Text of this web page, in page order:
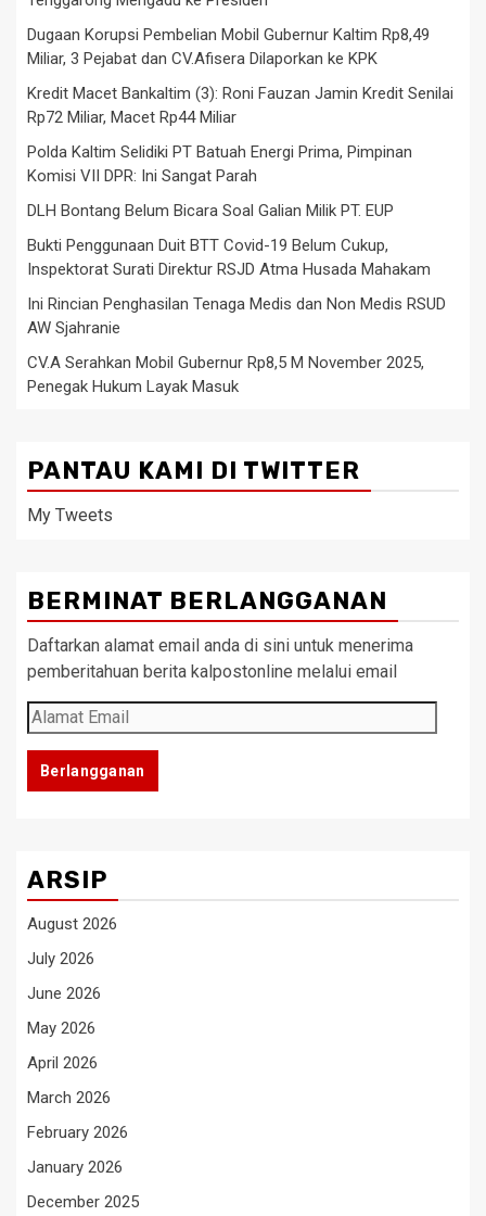
Dugaan Korupsi Pembelian Mobil Gubernur Kaltim Rp8,49
Miliar, 3 Pejabat dan CV.Afisera Dilaporkan ke KPK
Kredit Macet Bankaltim (3): Roni Fauzan Jamin Kredit Senilai
Rp72 Miliar, Macet Rp44 Miliar
Polda Kaltim Selidiki PT Batuah Energi Prima, Pimpinan
Komisi VII DPR: Ini Sangat Parah
DLH Bontang Belum Bicara Soal Galian Milik PT. EUP
Bukti Penggunaan Duit BTT Covid-19 Belum Cukup,
Inspektorat Surati Direktur RSJD Atma Husada Mahakam
Ini Rincian Penghasilan Tenaga Medis dan Non Medis RSUD
AW Sjahranie
CV.A Serahkan Mobil Gubernur Rp8,5 M November 2025,
Penegak Hukum Layak Masuk
PANTAU KAMI DI TWITTER
My Tweets
BERMINAT BERLANGGANAN
Daftarkan alamat email anda di sini untuk menerima
pemberitahuan berita kalpostonline melalui email
Alamat
Email
Berlangganan
ARSIP
August 2026
July 2026
June 2026
May 2026
April 2026
March 2026
February 2026
January 2026
December 2025